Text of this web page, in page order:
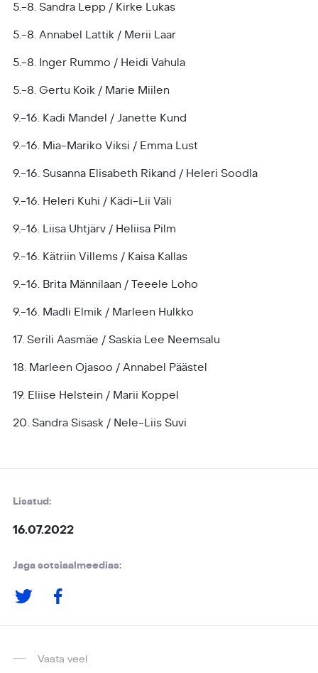
5.-8. Sandra Lepp / Kirke Lukas
5.-8. Annabel Lattik / Merii Laar
5.-8. Inger Rummo / Heidi Vahula
5.-8. Gertu Koik / Marie Miilen
9.-16. Kadi Mandel / Janette Kund
9.-16. Mia-Mariko Viksi / Emma Lust
9.-16. Susanna Elisabeth Rikand / Heleri Soodla
9.-16. Heleri Kuhi / Kädi-Lii Väli
9.-16. Liisa Uhtjärv / Heliisa Pilm
9.-16. Kätriin Villems / Kaisa Kallas
9.-16. Brita Männilaan / Teeele Loho
9.-16. Madli Elmik / Marleen Hulkko
17. Serili Aasmäe / Saskia Lee Neemsalu
18. Marleen Ojasoo / Annabel Päästel
19. Eliise Helstein / Marii Koppel
20. Sandra Sisask / Nele-Liis Suvi
Lisatud:
16.07.2022
Jaga sotsiaalmeedias:
Vaata veel